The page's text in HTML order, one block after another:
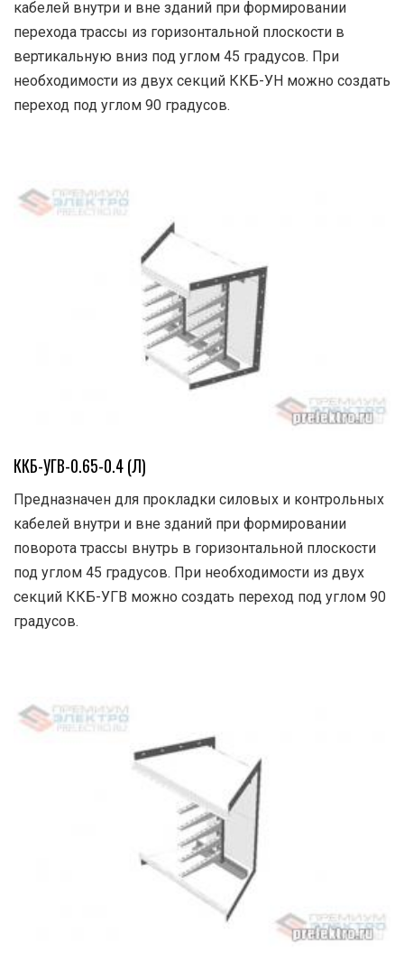
кабелей внутри и вне зданий при формировании
перехода трассы из горизонтальной плоскости в
вертикальную вниз под углом 45 градусов. При
необходимости из двух секций ККБ-УН можно создать
переход под углом 90 градусов.
ККБ-УГВ-0.65-0.4 (Л)
Предназначен для прокладки силовых и контрольных
кабелей внутри и вне зданий при формировании
поворота трассы внутрь в горизонтальной плоскости
под углом 45 градусов. При необходимости из двух
секций ККБ-УГВ можно создать переход под углом 90
градусов.